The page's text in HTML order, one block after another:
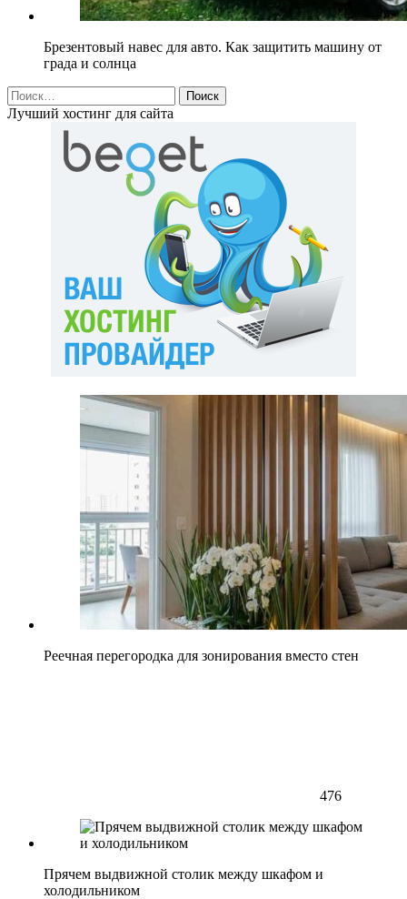
Брезентовый навес для авто. Как защитить машину от
града и солнца
Найти:
Лучший хостинг для сайта
Реечная перегородка для зонирования вместо стен
476
Прячем выдвижной столик между шкафом и
холодильником